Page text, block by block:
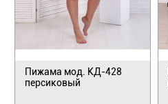
Пижама мод. КД-428
персиковый